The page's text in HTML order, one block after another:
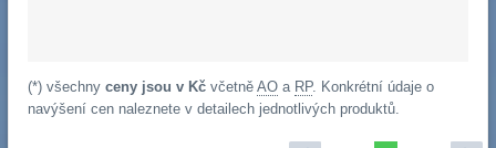
(*) všechny ceny jsou v Kčvčetně AOa RP. Konkrétní údaje o
navýšení cen naleznete v detailech jednotlivých produktů.